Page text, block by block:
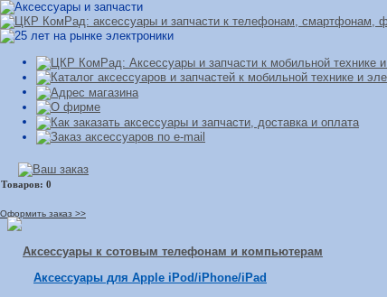
Оформить заказ >>
Аксессуары к сотовым телефонам и компьютерам
Аксессуары для Apple iPod/iPhone/iPad